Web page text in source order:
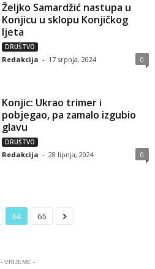
Željko Samardžić nastupa u
Konjicu u sklopu Konjičkog
ljeta
DRUŠTVO
Redakcija - 17 srpnja, 2024 0
Konjic: Ukrao trimer i
pobjegao, pa zamalo izgubio
glavu
DRUŠTVO
Redakcija - 28 lipnja, 2024 0
64 65
- VRIJEME -